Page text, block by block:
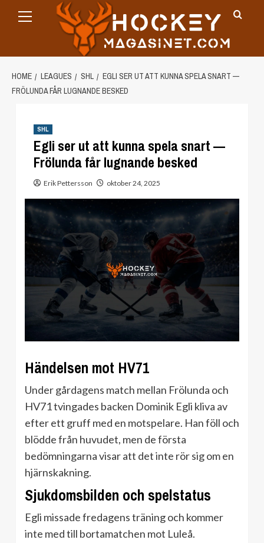
Menu
HOME LEAGUES SHL
EGLI SER UT ATT KUNNA SPELA SNART —
FRÖLUNDA FÅR LUGNANDE BESKED
SHL
Egli ser ut att kunna spela snart —
Frölunda får lugnande besked
Erik Pettersson oktober 24, 2025
Händelsen mot HV71
Under gårdagens match mellan Frölunda och
HV71 tvingades backen Dominik Egli kliva av
efter ett gruff med en motspelare. Han föll och
blödde från huvudet, men de första
bedömningarna visar att det inte rör sig om en
hjärnskakning.
Sjukdomsbilden och spelstatus
Egli missade fredagens träning och kommer
inte med till bortamatchen mot Luleå.